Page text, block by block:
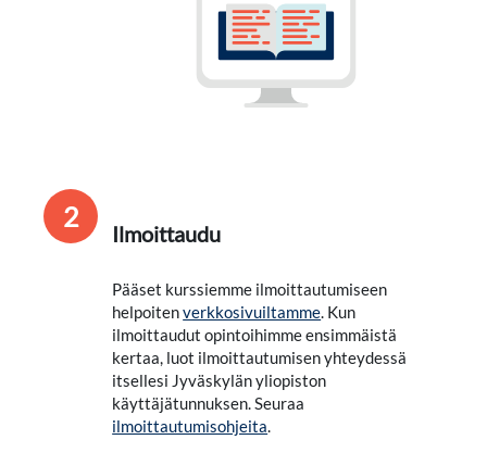
2
Ilmoittaudu
Pääset kurssiemme ilmoittautumiseen
helpoitenverkkosivuiltamme. Kun
ilmoittaudut opintoihimme ensimmäistä
kertaa, luot ilmoittautumisen yhteydessä
itsellesi Jyväskylän yliopiston
käyttäjätunnuksen. Seuraa
ilmoittautumisohjeita.